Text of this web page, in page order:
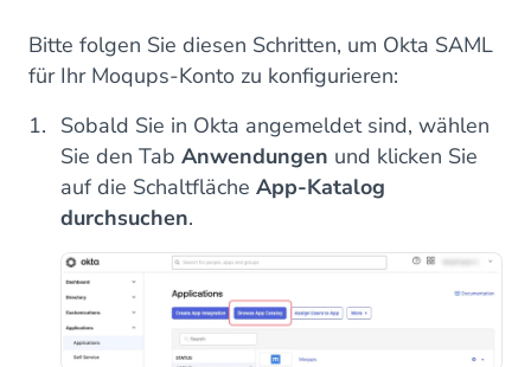
Bitte folgen Sie diesen Schritten, um Okta SAML
für Ihr Moqups-Konto zu konfigurieren:
Sobald Sie in Okta angemeldet sind, wählen
Sie den Tab Anwendungen und klicken Sie
auf die Schaltfläche App-Katalog
durchsuchen.